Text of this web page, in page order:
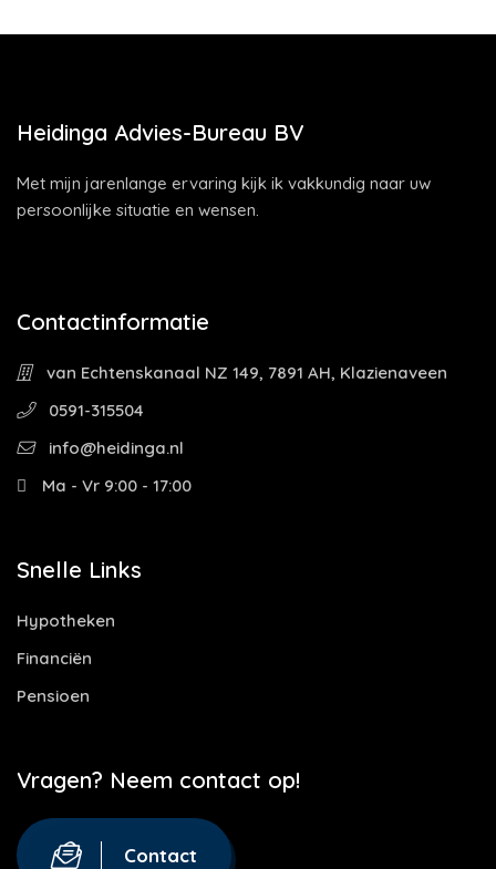
Heidinga Advies-Bureau BV
Met mijn jarenlange ervaring kijk ik vakkundig naar uw
persoonlijke situatie en wensen.
Contactinformatie
van Echtenskanaal NZ 149, 7891 AH, Klazienaveen
0591-315504
info@heidinga.nl
Ma - Vr 9:00 - 17:00
Snelle Links
Hypotheken
Financiën
Pensioen
Vragen? Neem contact op!
Contact